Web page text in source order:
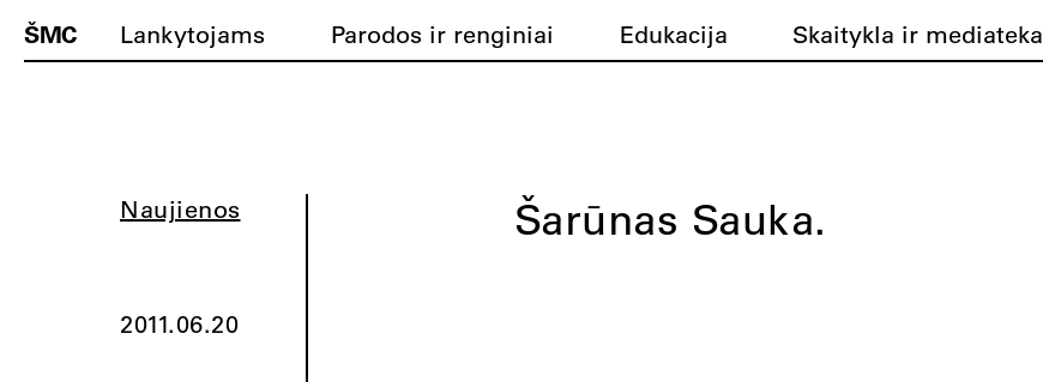
ŠMC Lankytojams Parodos ir renginiai Edukacija Skaitykla ir mediateka
Naujienos
2011.06.20
Šarūnas Sauka.